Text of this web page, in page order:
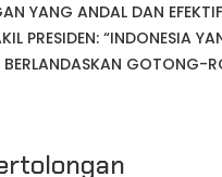
YANG ANDAL DAN
PRESIDEN: “INDONESIA
BERLANDASKAN GOTONG-